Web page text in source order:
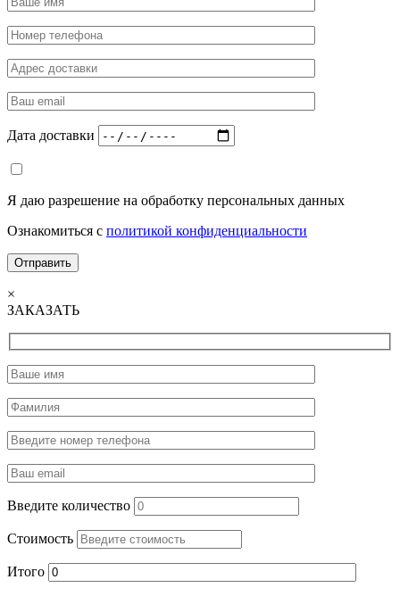
Дата доставки
Я даю разрешение на обработку персональных данных
Ознакомиться с политикой конфиденциальности
×
ЗАКАЗАТЬ
Введите количество
Стоимость
Итого